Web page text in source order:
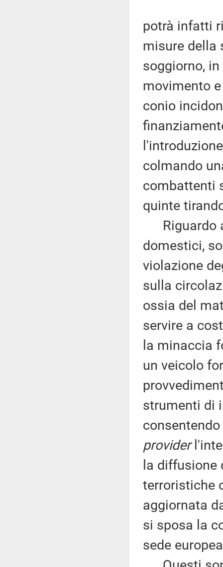
potrà infatti
misure della
soggiorno,
movimento
conio
colmando
combattenti
quinte
Riguardo
domestici,
violazione
sulla
ossia del
servire a
la minaccia
un veicolo
strumenti di
provider
la
terroristiche
aggiornata
si sposa la
sede